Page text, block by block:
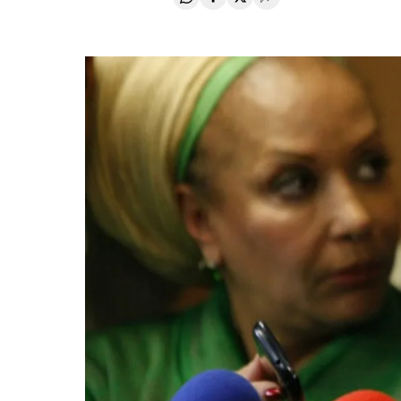
Compartir en Whatsapp
Compartir en Facebook
Compartir en Twitter
Desplegar Redes